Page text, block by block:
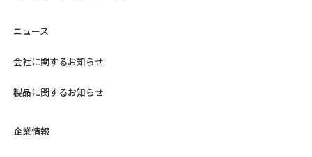
ニュース
会社に関するお知らせ
製品に関するお知らせ
企業情報